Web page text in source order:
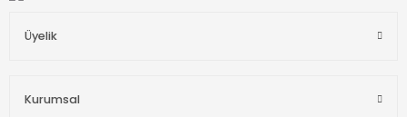
Üyelik
Kurumsal